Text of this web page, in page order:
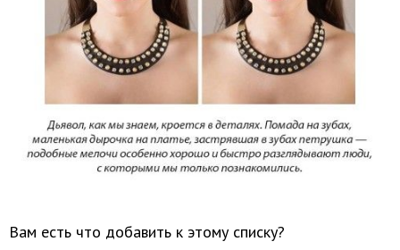
Вам есть что добавить к этому списку?